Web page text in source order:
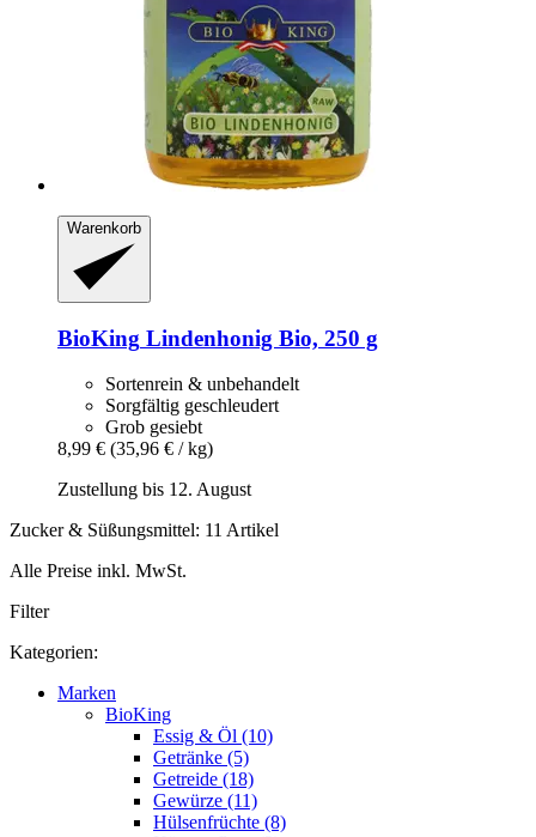
Warenkorb
BioKing Lindenhonig Bio, 250 g
Sortenrein & unbehandelt
Sorgfältig geschleudert
Grob gesiebt
8,99 € (35,96 € / kg)
Zustellung bis 12. August
Zucker & Süßungsmittel: 11 Artikel
Alle Preise inkl. MwSt.
Filter
Kategorien:
Marken
BioKing
Essig & Öl (10)
Getränke (5)
Getreide (18)
Gewürze (11)
Hülsenfrüchte (8)